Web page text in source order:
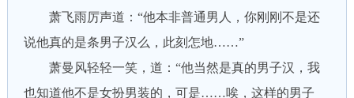
萧飞雨厉声道：“他本非普通男人，你刚刚不是还
说他真的是条男子汉么，此刻怎地……”
萧曼风轻轻一笑，道：“他当然是真的男子汉，我
也知道他不是女扮男装的，可是……唉，这样的男子